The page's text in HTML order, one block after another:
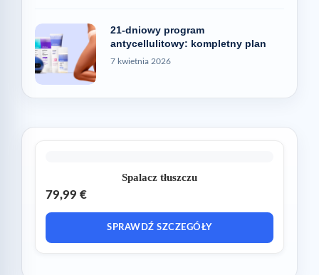
21-dniowy program
antycellulitowy: kompletny plan
7 kwietnia 2026
Spalacz tłuszczu
79,99 €
SPRAWDŹ SZCZEGÓŁY